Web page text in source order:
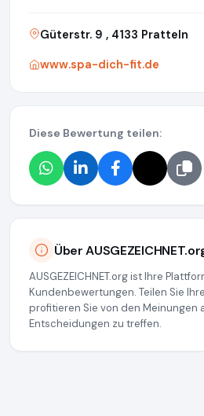
Güterstr. 9 , 4133 Pratteln
www.spa-dich-fit.de
Diese Bewertung teilen:
Über
AUSGEZEICHNET.org ist Ihre
Kundenbewertungen. Teilen Sie
profitieren Sie von den Meinungen
Entscheidungen zu treffen.